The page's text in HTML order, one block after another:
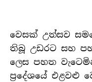
වෙසක් උත්සව
තිබූ උඩරට සහ
ලෙස පහත
ප්‍රදේශයේ එළවළු